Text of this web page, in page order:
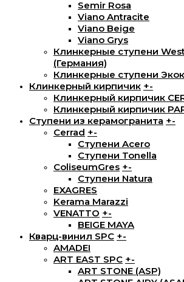
Semir Rosa
Viano Antracite
Viano Beige
Viano Grys
Клинкерные ступени
(Германия)
Клинкерные ступени
Клинкерный кирпичик +-
Клинкерный кирпичик
Клинкерный кирпичик
Ступени из керамогранита +-
Cerrad +-
Ступени Acero
Ступени Tonella
ColiseumGres +-
Ступени Natura
EXAGRES
Kerama Marazzi
VENATTO +-
BEIGE MAYA
Кварц-винил SPC +-
AMADEI
ART EAST SPC +-
ART STONE (ASP)